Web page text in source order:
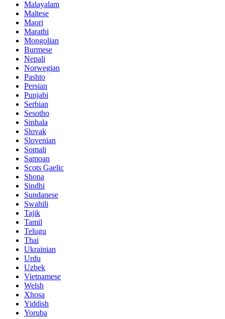
Malayalam
Maltese
Maori
Marathi
Mongolian
Burmese
Nepali
Norwegian
Pashto
Persian
Punjabi
Serbian
Sesotho
Sinhala
Slovak
Slovenian
Somali
Samoan
Scots Gaelic
Shona
Sindhi
Sundanese
Swahili
Tajik
Tamil
Telugu
Thai
Ukrainian
Urdu
Uzbek
Vietnamese
Welsh
Xhosa
Yiddish
Yoruba